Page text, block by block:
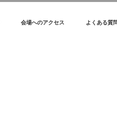
会場へのアクセス よくある質